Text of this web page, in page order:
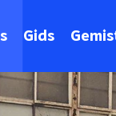
Gids